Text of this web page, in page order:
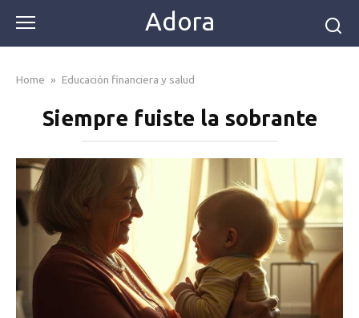
content
Adora
Home » Educación financiera y salud
Siempre fuiste la sobrante